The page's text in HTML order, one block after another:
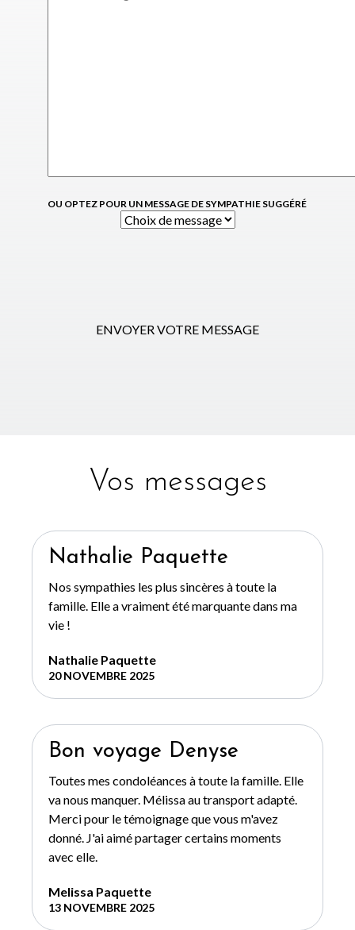
OU OPTEZ POUR UN MESSAGE DE SYMPATHIE SUGGÉRÉ
ENVOYER VOTRE MESSAGE
Vos messages
Nathalie Paquette
Nos sympathies les plus sincères à toute la
famille. Elle a vraiment été marquante dans ma
vie !
Nathalie Paquette
20 NOVEMBRE 2025
Bon voyage Denyse
Toutes mes condoléances à toute la famille. Elle
va nous manquer. Mélissa au transport adapté.
Merci pour le témoignage que vous m'avez
donné. J'ai aimé partager certains moments
avec elle.
Melissa Paquette
13 NOVEMBRE 2025